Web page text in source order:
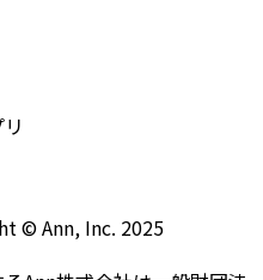
© Ann, Inc. 2025